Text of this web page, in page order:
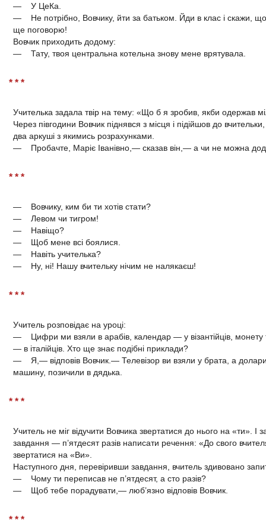
— У ЦеКа.
— Не потрібно, Вовчику, йти за батьком. Йди в клас і скажи,
ще поговорю!
Вовчик приходить додому:
— Тату, твоя центральна котельна знову мене врятувала.
* * *
Учителька задала твір на тему: «Що б я зробив, якби одержав
Через півгодини Вовчик піднявся з місця і підійшов до
два аркуші з якимись розрахунками.
— Пробачте, Маріє Іванівно,— сказав він,— а чи не можна
* * *
— Вовчику, ким би ти хотів стати?
— Левом чи тигром!
— Навіщо?
— Щоб мене всі боялися.
— Навіть учителька?
— Ну, ні! Нашу вчительку нічим не налякаєш!
* * *
Учитель розповідає на уроці:
— Цифри ми взяли в арабів, календар — у візантійців, монету
— в італійців. Хто ще знає подібні приклади?
— Я,— відповів Вовчик.— Телевізор ви взяли у брата, а
машину, позичили в дядька.
* * *
Учитель не міг відучити Вовчика звертатися до нього на «ти». І
завдання — п’ятдесят разів написати речення: «До свого
звертатися на «Ви».
Наступного дня, перевіривши завдання, вчитель здивовано
— Чому ти переписав не п’ятдесят, а сто разів?
— Щоб тебе порадувати,— люб’язно відповів Вовчик.
* * *